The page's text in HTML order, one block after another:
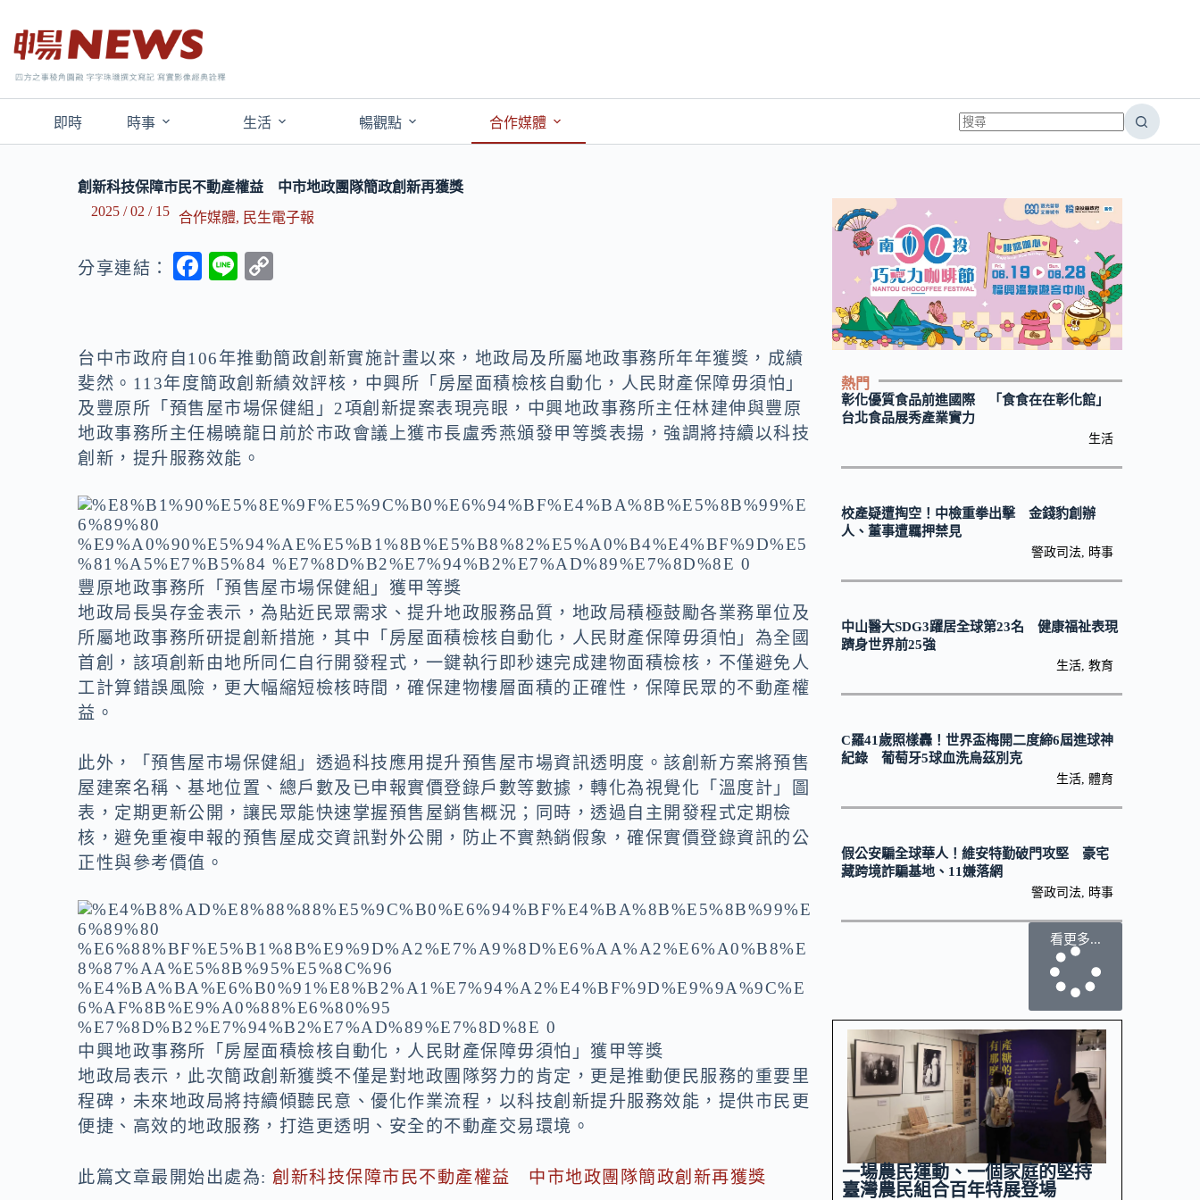
即時 時事 生活 暢觀點 合作媒體
創新科技保障市民不動產權益 中市地政團隊簡政創新再獲獎
2025 / 02 / 15
合作媒體, 民生電子報
分享連結：
F
b
o
o
k
Li
y
Li
n
k
台中市政府自106年推動簡政創新實施計畫以來，地政局及所屬地政事務所年年獲獎，成績
斐然。113年度簡政創新績效評核，中興所「房屋面積檢核自動化，人民財產保障毋須怕」
及豐原所「預售屋市場保健組」2項創新提案表現亮眼，中興地政事務所主任林建伸與豐原
地政事務所主任楊曉龍日前於市政會議上獲市長盧秀燕頒發甲等獎表揚，強調將持續以科技
創新，提升服務效能。
豐原地政事務所「預售屋市場保健組」獲甲等獎
地政局長吳存金表示，為貼近民眾需求、提升地政服務品質，地政局積極鼓勵各業務單位及
所屬地政事務所研提創新措施，其中「房屋面積檢核自動化，人民財產保障毋須怕」為全國
首創，該項創新由地所同仁自行開發程式，一鍵執行即秒速完成建物面積檢核，不僅避免人
工計算錯誤風險，更大幅縮短檢核時間，確保建物樓層面積的正確性，保障民眾的不動產權
益。
此外，「預售屋市場保健組」透過科技應用提升預售屋市場資訊透明度。該創新方案將預售
屋建案名稱、基地位置、總戶數及已申報實價登錄戶數等數據，轉化為視覺化「溫度計」圖
表，定期更新公開，讓民眾能快速掌握預售屋銷售概況；同時，透過自主開發程式定期檢
核，避免重複申報的預售屋成交資訊對外公開，防止不實熱銷假象，確保實價登錄資訊的公
正性與參考價值。
中興地政事務所「房屋面積檢核自動化，人民財產保障毋須怕」獲甲等獎
地政局表示，此次簡政創新獲獎不僅是對地政團隊努力的肯定，更是推動便民服務的重要里
程碑，未來地政局將持續傾聽民意、優化作業流程，以科技創新提升服務效能，提供市民更
便捷、高效的地政服務，打造更透明、安全的不動產交易環境。
此篇文章最開始出處為:創新科技保障市民不動產權益 中市地政團隊簡政創新再獲獎
熱門
彰化優質食品前進國際 「食食在在彰化館」
台北食品展秀產業實力
生活
校產疑遭掏空！中檢重拳出擊 金錢豹創辦
人、董事遭羈押禁見
警政司法, 時事
中山醫大SDG3躍居全球第23名 健康福祉表現
躋身世界前25強
生活, 教育
C羅41歲照樣轟！世界盃梅開二度締6屆進球神
紀錄 葡萄牙5球血洗烏茲別克
生活, 體育
假公安騙全球華人！維安特勤破門攻堅 豪宅
藏跨境詐騙基地、11嫌落網
警政司法, 時事
看更多...
一場農民運動、一個家庭的堅持
臺灣農民組合百年特展登場